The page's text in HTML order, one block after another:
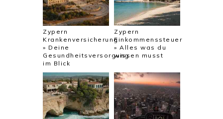
Zypern
Krankenversicherung
» Deine
Gesundheitsversorgung
im Blick
Zypern
Einkommenssteuer
» Alles was du
wissen musst